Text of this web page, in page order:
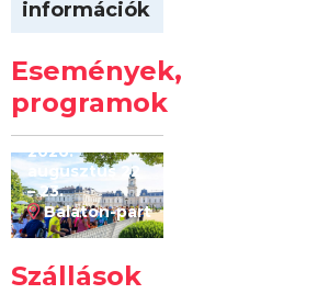
információk
Események,
programok
Kilóméterek
2026
2026.
augusztus 22
– 23.
Balaton-part
Szállások